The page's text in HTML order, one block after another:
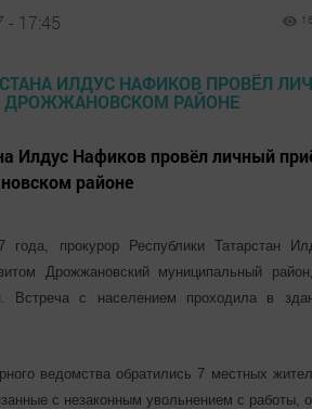
- 17:45
Илдус Нафиков провёл личный
районе
прокурор Республики Татарстан
Дрожжановский муниципальный
Встреча с населением проходила в
ведомства обратились 7 местных
с незаконным увольнением с работы,